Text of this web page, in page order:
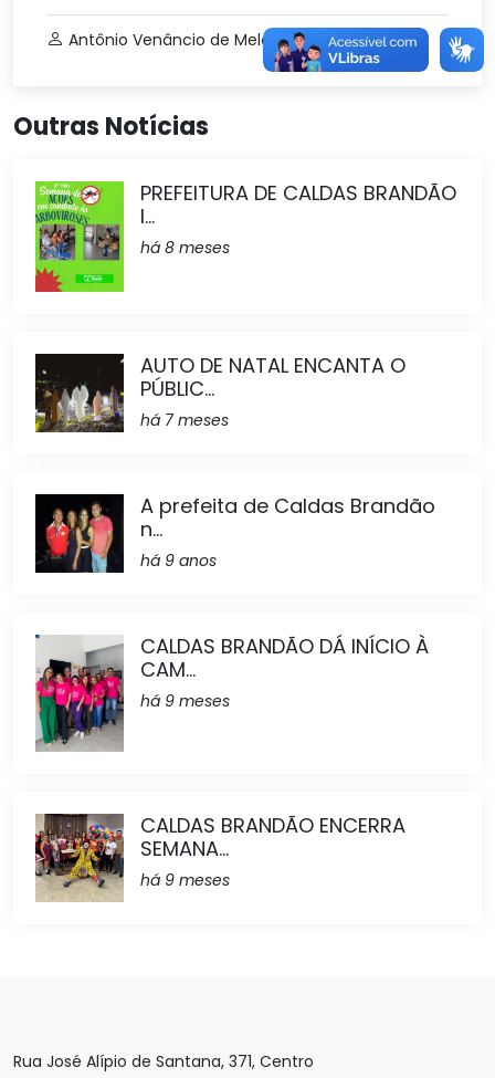
Antônio Venâncio de Melo Netto Social
Outras Notícias
PREFEITURA DE CALDAS BRANDÃO
I...
há 8 meses
AUTO DE NATAL ENCANTA O
PÚBLIC...
há 7 meses
A prefeita de Caldas Brandão
n...
há 9 anos
CALDAS BRANDÃO DÁ INÍCIO À
CAM...
há 9 meses
CALDAS BRANDÃO ENCERRA
SEMANA...
há 9 meses
Rua José Alípio de Santana, 371, Centro